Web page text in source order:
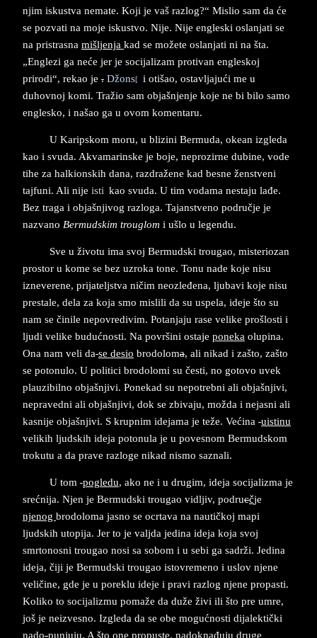
njim iskustva nemate. Koji je vaš razlog?“ Mislio sam da će
se pozvati na moje iskustvo. Nije. Nije engleski oslanjati se
na pristrasna mišljenja kad se možete oslanjati ni na šta.
„Englezi ga neće jer je socijalizam protivan engleskoj
prirodi“, rekao je . Džons[
i otišao, ostavljajući me u
duhovnoj komi. Tražio sam objašnjenje koje ne bi bilo samo
englesko, i našao ga u ovom komentaru.
U Karipskom moru, u blizini Bermuda, okean izgleda
kao i svuda. Akvamarinske je boje, neprozirne dubine, vode
tihe za halkionskih dana, razdražene kad besne ženstveni
tajfuni. Ali nije isti kao svuda. U tim vodama nestaju lađe.
Bez traga i objašnjivog razloga. Tajanstveno područje je
nazvano Bermudskim trouglom i ušlo u legendu.
Sve u životu ima svoj Bermudski trougao, misteriozan
prostor u kome se bez uzroka tone. Tonu nade koje nisu
izneverene, prijateljstva ničim neozleđena, ljubavi koje nisu
prestale, dela za koja smo mislili da su uspela, ideje što su
nam se činile nepovredivim. Potanjaju rase velike prošlosti i
ljudi velike budućnosti. Na površini ostaje poneka olupina.
Ona nam veli da se desio brodoloma, ali nikad i zašto, zašto
se potonulo. U politici brodolomi su česti, no gotovo uvek
plauzibilno objašnjivi. Ponekad su nepotrebni ali objašnjivi,
nepravedni ali objašnjivi, dok se zbivaju, možda i nejasni ali
kasnije objašnjivi. S krupnim idejama je teže. Većina uistinu
velikih ljudskih ideja potonula je u povesnom Bermudskom
trokutu a da prave razloge nikad nismo saznali.
U tom pogledu, ako ne i u drugim, ideja socijalizma je
srećnija. Njen je Bermudski trougao vidljiv, podrucčje
njenog brodoloma jasno se ocrtava na nautičkoj mapi
ljudskih utopija. Jer to je valjda jedina ideja koja svoj
smrtonosni trougao nosi sa sobom i u sebi ga sadrži. Jedina
ideja, čiji je Bermudski trougao istovremeno i uslov njene
veličine, gde je u poreklu ideje i pravi razlog njene propasti.
Koliko to socijalizmu pomaže da duže živi ili što pre umre,
još je neizvesno. Izgleda da se obe mogućnosti dijalektički
nado-punjuju. A što one propuste, nadoknađuju druge